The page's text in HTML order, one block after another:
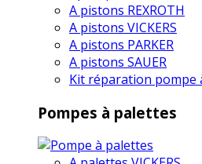
A pistons REXROTH
A pistons VICKERS
A pistons PARKER
A pistons SAUER
Kit réparation pompe
Pompes à palettes